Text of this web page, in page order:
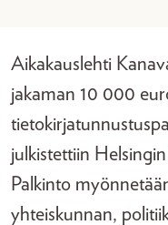
Aikakauslehti
jakaman 10 000
julkistettiin
Palkinto
yhteiskunnan,